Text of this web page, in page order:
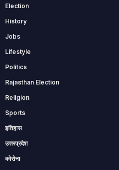
Election
History
Jobs
Lifestyle
Politics
Rajasthan Election
Religion
Sports
इतिहास
उत्तरप्रदेश
कोरोना